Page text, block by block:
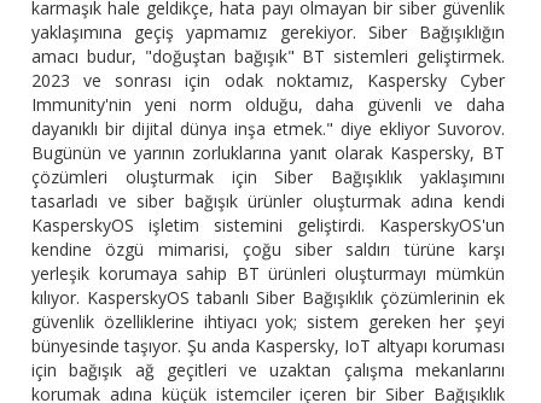
karmaşık hale geldikçe, hata payı olmayan bir siber güvenlik
yaklaşımına geçiş yapmamız gerekiyor. Siber Bağışıklığın
amacı budur, "doğuştan bağışık" BT sistemleri geliştirmek.
2023 ve sonrası için odak noktamız, Kaspersky Cyber
Immunity'nin yeni norm olduğu, daha güvenli ve daha
dayanıklı bir dijital dünya inşa etmek." diye ekliyor Suvorov.
Bugünün ve yarının zorluklarına yanıt olarak Kaspersky, BT
çözümleri oluşturmak için Siber Bağışıklık yaklaşımını
tasarladı ve siber bağışık ürünler oluşturmak adına kendi
KasperskyOS işletim sistemini geliştirdi. KasperskyOS'un
kendine özgü mimarisi, çoğu siber saldırı türüne karşı
yerleşik korumaya sahip BT ürünleri oluşturmayı mümkün
kılıyor. KasperskyOS tabanlı Siber Bağışıklık çözümlerinin ek
güvenlik özelliklerine ihtiyacı yok; sistem gereken her şeyi
bünyesinde taşıyor. Şu anda Kaspersky, IoT altyapı koruması
için bağışık ağ geçitleri ve uzaktan çalışma mekanlarını
korumak adına küçük istemciler içeren bir Siber Bağışıklık